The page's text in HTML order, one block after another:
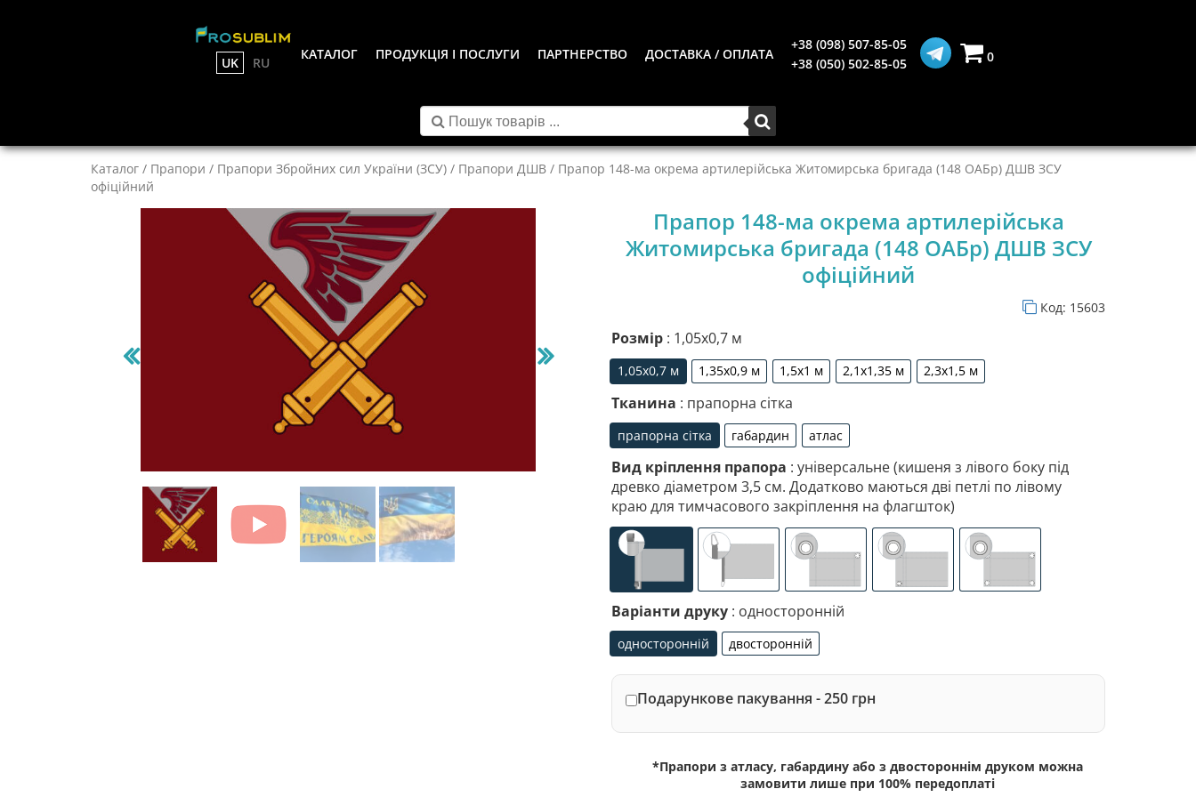
UK RU
КАТАЛОГ ПРОДУКЦІЯ І ПОСЛУГИ ПАРТНЕРСТВО ДОСТАВКА / ОПЛАТА
+38 (098) 507-85-05
+38 (050) 502-85-05
0
Каталог / Прапори / Прапори Збройних сил України (ЗСУ) / Прапори ДШВ / Прапор 148-ма окрема артилерійська Житомирська бригада (148 ОАБр) ДШВ ЗСУ
офіційний
Прапор 148-ма окрема артилерійська
Житомирська бригада (148 ОАБр) ДШВ ЗСУ
офіційний
Код: 15603
Розмір : 1,05х0,7 м
1,05х0,7 м
1,05х0,7 м
1,35х0,9 м
1,35х0,9 м
1,5х1 м
1,5х1 м
2,1х1,35 м
2,1х1,35 м
2,3х1,5 м
2,3х1,5 м
Тканина : прапорна сітка
прапорна сітка
прапорна сітка
габардин
габардин
атлас
атлас
Вид кріплення прапора : універсальне (кишеня з лівого боку під
древко діаметром 3,5 см. Додатково маються дві петлі по лівому
краю для тимчасового закріплення на флагшток)
Варіанти друку : односторонній
односторонній
односторонній
двосторонній
двосторонній
Подарункове пакування - 250 грн
*Прапори з атласу, габардину або з двостороннім друком можна
замовити лише при 100% передоплаті